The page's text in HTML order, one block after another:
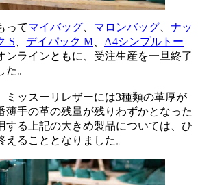
ってマイバッグ マロンバッグ
ナッ
S デイパック M
A4シンプルトー
ンラインともに、受注生産を一旦終了
。
ミッスーリレザーには3種類の革厚が
薄手の革の残量が残りわずかとなった
する上記の大きめ製品については、ひ
ることとなりました。